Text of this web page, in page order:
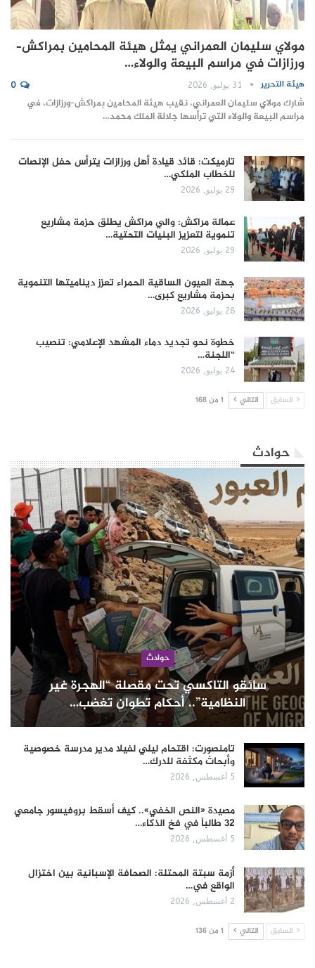
مولاي سليمان العمراني يمثل هيئة المحامين بمراكش–
ورزازات في مراسم البيعة والولاء…
هيئة التحرير 31 يوليو, 2026 0
شارك مولاي سليمان العمراني، نقيب هيئة المحامين بمراكش–ورزازات، في
مراسم البيعة والولاء التي ترأسها جلالة الملك محمد…
تارميكت: قائد قيادة أهل ورزازات يترأس حفل الإنصات
للخطاب الملكي…
29 يوليو, 2026
عمالة مراكش: والي مراكش يطلق حزمة مشاريع
تنموية لتعزيز البنيات التحتية…
29 يوليو, 2026
جهة العيون الساقية الحمراء تعزز ديناميتها التنموية
بحزمة مشاريع كبرى…
28 يوليو, 2026
​خطوة نحو تجديد دماء المشهد الإعلامي: تنصيب
“اللجنة…
24 يوليو, 2026
السابق التالي 1 من 168
حوادث
حوادث
سائقو التاكسي تحت مقصلة “الهجرة غير
النظامية”.. أحكام تطوان تغضب…
تامنصورت: اقتحام ليلي لفيلا مدير مدرسة خصوصية
وأبحاث مكثفة للدرك…
5 أغسطس, 2026
مصيدة «النص الخفي».. كيف أسقط بروفيسور جامعي
32 طالباً في فخ الذكاء…
5 أغسطس, 2026
أزمة سبتة المحتلة: الصحافة الإسبانية بين اختزال
الواقع في…
2 أغسطس, 2026
السابق التالي 1 من 136